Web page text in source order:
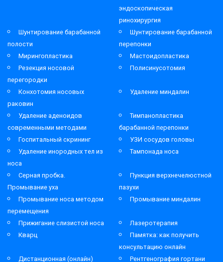
эндоскопическая
ринохирургия
Шунтирование барабанной
полости
Шунтирование барабанной
перепонки
Мирингопластика
Мастоидопластика
Резекция носовой
перегородки
Полисинусотомия
Конхотомия носовых
раковин
Удаление миндалин
Удаление аденоидов
современными методами
Тимпанопластика
барабанной перепонки
Госпитальный скрининг
УЗИ сосудов головы
Удаление инородных тел из
носа
Тампонада носа
Серная пробка.
Промывание уха
Пункция верхнечелюстной
пазухи
Промывание носа методом
перемещения
Промывание миндалин
Прижигание слизистой носа
Лазеротерапия
Кварц
Памятка: как получить
консультацию онлайн
Дистанционная (онлайн)
Рентгенография гортани